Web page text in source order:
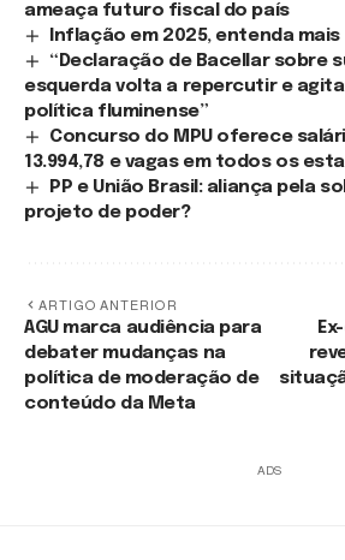
ameaça futuro fiscal do país
Inflação em 2025, entenda mais
“Declaração de Bacellar sobre
esquerda volta a repercutir e
política fluminense”
Concurso do MPU oferece
13.994,78 e vagas em todos os
PP e União Brasil: aliança pela
projeto de poder?
ARTIGO ANTERIOR
AGU marca audiência para
debater mudanças na
política de moderação de
conteúdo da Meta
ADS